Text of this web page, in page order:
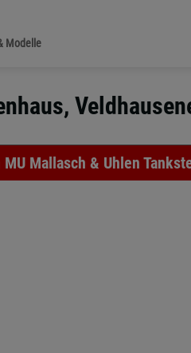
Modelle
Mallasch & Uhlen